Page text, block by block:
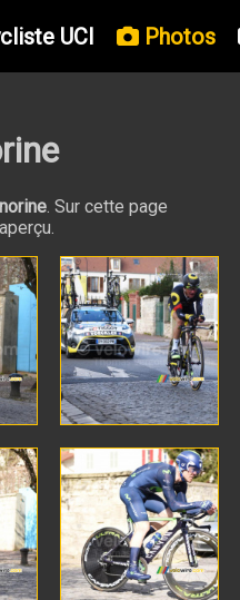
UCI Photos
. Sur cette page